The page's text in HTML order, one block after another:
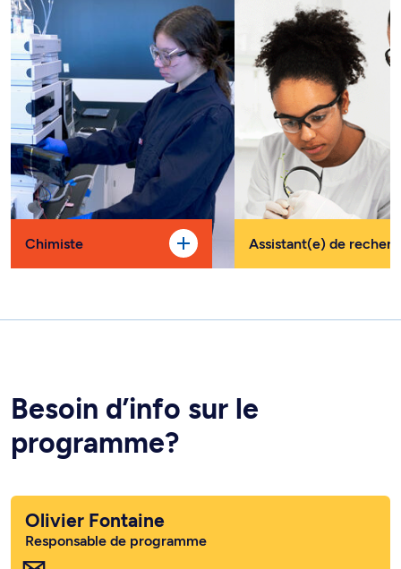
Chimiste Assistant(e) de
Besoin d’info sur le
programme?
Olivier Fontaine
Responsable de programme